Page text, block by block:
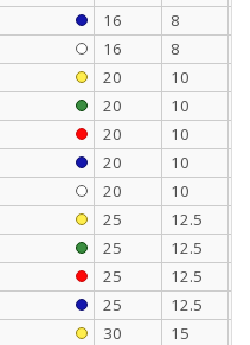
16 8
16 8
20 10
20 10
20 10
20 10
20 10
25 12.5
25 12.5
25 12.5
25 12.5
30 15